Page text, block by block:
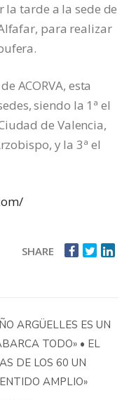
tarde a la sede de
para realizar
ACORVA, esta
siendo la 1ª el
de Valencia,
y la 3ª el
SHARE
ARGÜELLES ES UN
TODO» • EL
DE LOS 60 UN
AMPLIO»